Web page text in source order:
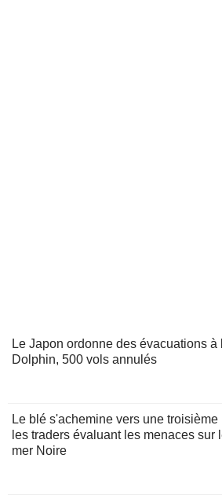
Le Japon ordonne des évacuations
Dolphin, 500 vols annulés
Le blé s'achemine vers une
les traders évaluant les menaces sur
mer Noire